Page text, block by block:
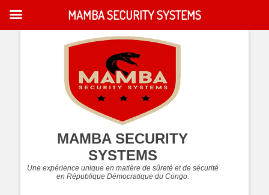
MAMBA SECURITY
SYSTEMS
Une expérience unique en matière de sûreté et de sécurité
en République Démocratique du Congo.
MAMBA SECURITY SYSTEMS